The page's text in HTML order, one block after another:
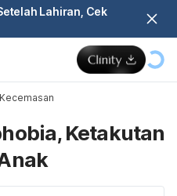
Lahiran, Cek
Ketakutan